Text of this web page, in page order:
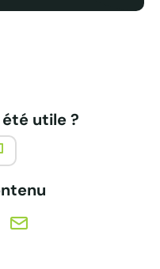
utile ?
(nouvelle fenêtre)
X / Twitter (nouvelle
sur WhatsApp
Partager par mail